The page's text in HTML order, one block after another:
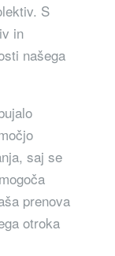
S
in
našega
saj se
prenova
otroka